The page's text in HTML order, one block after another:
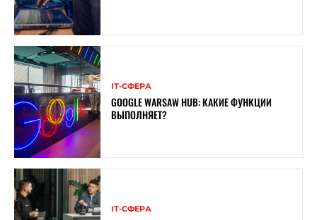
ІТ-СФЕРА
GOOGLE WARSAW HUB: КАКИЕ ФУНКЦИИ
ВЫПОЛНЯЕТ?
ІТ-СФЕРА